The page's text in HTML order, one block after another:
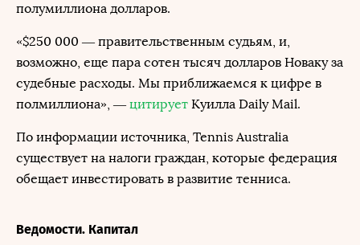
полумиллиона долларов.
«$250 000 — правительственным судьям, и,
возможно, еще пара сотен тысяч долларов Новаку за
судебные расходы. Мы приближаемся к цифре в
полмиллиона», — цитирует Куилла Daily Mail.
По информации источника, Tennis Australia
существует на налоги граждан, которые федерация
обещает инвестировать в развитие тенниса.
Ведомости. Капитал